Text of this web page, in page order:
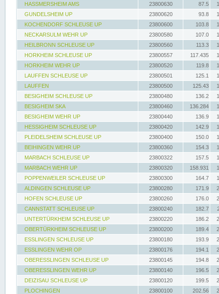
HASSMERSHEIM AMS
23800630 87.5
GUNDELSHEIM UP
23800620 93.8
KOCHENDORF SCHLEUSE UP
23800600 103.8
NECKARSULM WEHR UP
23800580 107.0
HEILBRONN SCHLEUSE UP
23800560 113.3
HORKHEIM SCHLEUSE UP
23800557 117.435
HORKHEIM WEHR UP
23800520 119.8
LAUFFEN SCHLEUSE UP
23800501 125.1
LAUFFEN
23800500 125.43
BESIGHEIM SCHLEUSE UP
23800480 136.2
BESIGHEIM SKA
23800460 136.284
BESIGHEIM WEHR UP
23800440 136.9
HESSIGHEIM SCHLEUSE UP
23800420 142.9
PLEIDELSHEIM SCHLEUSE UP
23800400 150.0
BEIHINGEN WEHR UP
23800360 154.3
MARBACH SCHLEUSE UP
23800322 157.5
MARBACH WEHR UP
23800320 158.931
POPPENWEILER SCHLEUSE UP
23800300 164.7
ALDINGEN SCHLEUSE UP
23800280 171.9
HOFEN SCHLEUSE UP
23800260 176.0
CANNSTATT SCHLEUSE UP
23800240 182.7
UNTERTÜRKHEIM SCHLEUSE UP
23800220 186.2
OBERTÜRKHEIM SCHLEUSE UP
23800200 189.4
ESSLINGEN SCHLEUSE UP
23800180 193.9
ESSLINGEN WEHR OP
23800176 194.1
OBERESSLINGEN SCHLEUSE UP
23800145 194.8
OBERESSLINGEN WEHR UP
23800140 196.5
DEIZISAU SCHLEUSE UP
23800120 199.5
PLOCHINGEN
23800100 202.56